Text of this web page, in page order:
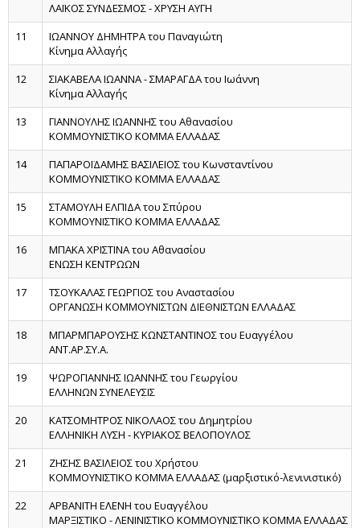
ΛΑΪΚΟΣ ΣΥΝΔΕΣΜΟΣ - ΧΡΥΣΗ ΑΥΓΗ
11
ΙΩΑΝΝΟΥ ΔΗΜΗΤΡΑ του Παναγιώτη
Κίνημα Αλλαγής
12
ΣΙΑΚΑΒΕΛΑ ΙΩΑΝΝΑ - ΣΜΑΡΑΓΔΑ του Ιωάννη
Κίνημα Αλλαγής
13
ΓΙΑΝΝΟΥΛΗΣ ΙΩΑΝΝΗΣ του Αθανασίου
ΚΟΜΜΟΥΝΙΣΤΙΚΟ ΚΟΜΜΑ ΕΛΛΑΔΑΣ
14
ΠΑΠΑΡΟΪΔΑΜΗΣ ΒΑΣΙΛΕΙΟΣ του Κωνσταντίνου
ΚΟΜΜΟΥΝΙΣΤΙΚΟ ΚΟΜΜΑ ΕΛΛΑΔΑΣ
15
ΣΤΑΜΟΥΛΗ ΕΛΠΙΔΑ του Σπύρου
ΚΟΜΜΟΥΝΙΣΤΙΚΟ ΚΟΜΜΑ ΕΛΛΑΔΑΣ
16
ΜΠΑΚΑ ΧΡΙΣΤΙΝΑ του Αθανασίου
ΕΝΩΣΗ ΚΕΝΤΡΩΩΝ
17
ΤΣΟΥΚΑΛΑΣ ΓΕΩΡΓΙΟΣ του Αναστασίου
ΟΡΓΑΝΩΣΗ ΚΟΜΜΟΥΝΙΣΤΩΝ ΔΙΕΘΝΙΣΤΩΝ ΕΛΛΑΔΑΣ
18
ΜΠΑΡΜΠΑΡΟΥΣΗΣ ΚΩΝΣΤΑΝΤΙΝΟΣ του Ευαγγέλου
ΑΝΤ.ΑΡ.ΣΥ.Α.
19
ΨΩΡΟΓΙΑΝΝΗΣ ΙΩΑΝΝΗΣ του Γεωργίου
ΕΛΛΗΝΩΝ ΣΥΝΕΛΕΥΣΙΣ
20
ΚΑΤΣΟΜΗΤΡΟΣ ΝΙΚΟΛΑΟΣ του Δημητρίου
ΕΛΛΗΝΙΚΗ ΛΥΣΗ - ΚΥΡΙΑΚΟΣ ΒΕΛΟΠΟΥΛΟΣ
21
ΖΗΣΗΣ ΒΑΣΙΛΕΙΟΣ του Χρήστου
ΚΟΜΜΟΥΝΙΣΤΙΚΟ ΚΟΜΜΑ ΕΛΛΑΔΑΣ (μαρξιστικό-λενινιστικό)
22
ΑΡΒΑΝΙΤΗ ΕΛΕΝΗ του Ευαγγέλου
ΜΑΡΞΙΣΤΙΚΟ - ΛΕΝΙΝΙΣΤΙΚΟ ΚΟΜΜΟΥΝΙΣΤΙΚΟ ΚΟΜΜΑ ΕΛΛΑΔΑΣ